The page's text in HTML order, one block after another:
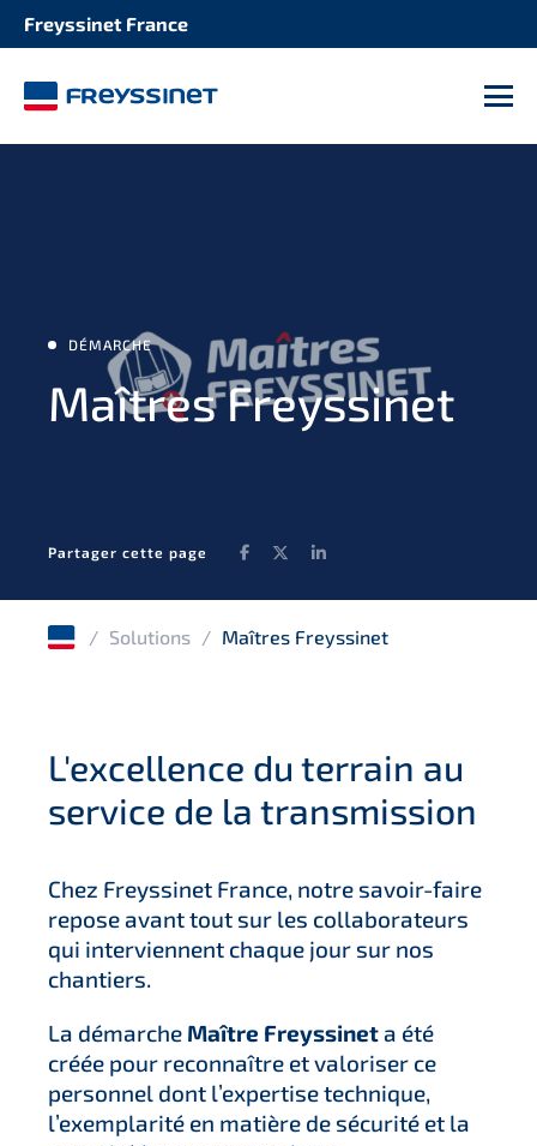
Freyssinet France
Partager cette page Facebook
TwitterLinkedIn
DÉMARCHE
Maîtres Freyssinet
/ Solutions / Maîtres Freyssinet
L'excellence du terrain au
service de la transmission
Chez Freyssinet France, notre savoir-faire
repose avant tout sur les collaborateurs
qui interviennent chaque jour sur nos
chantiers.
La démarche Maître Freyssinet a été
créée pour reconnaître et valoriser ce
personnel dont l’expertise technique,
l’exemplarité en matière de sécurité et la